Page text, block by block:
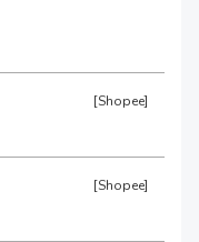
[Shopee]
[Shopee]